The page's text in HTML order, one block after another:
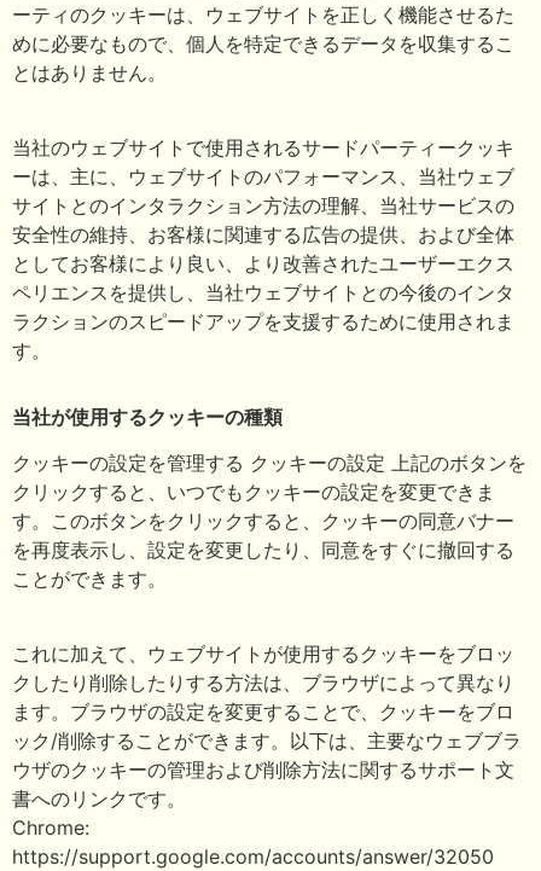
ーティのクッキーは、ウェブサイトを正しく機能させるた
めに必要なもので、個人を特定できるデータを収集するこ
とはありません。
当社のウェブサイトで使用されるサードパーティークッキ
ーは、主に、ウェブサイトのパフォーマンス、当社ウェブ
サイトとのインタラクション方法の理解、当社サービスの
安全性の維持、お客様に関連する広告の提供、および全体
としてお客様により良い、より改善されたユーザーエクス
ペリエンスを提供し、当社ウェブサイトとの今後のインタ
ラクションのスピードアップを支援するために使用されま
す。
当社が使用するクッキーの種類
クッキーの設定を管理する クッキーの設定 上記のボタンを
クリックすると、いつでもクッキーの設定を変更できま
す。このボタンをクリックすると、クッキーの同意バナー
を再度表示し、設定を変更したり、同意をすぐに撤回する
ことができます。
これに加えて、ウェブサイトが使用するクッキーをブロッ
クしたり削除したりする方法は、ブラウザによって異なり
ます。ブラウザの設定を変更することで、クッキーをブロ
ック/削除することができます。以下は、主要なウェブブラ
ウザのクッキーの管理および削除方法に関するサポート文
書へのリンクです。
Chrome:
https://support.google.com/accounts/answer/32050